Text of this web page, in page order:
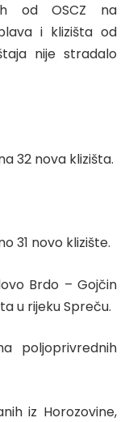
od OSCZ na
i klizišta od
nije stradalo
32 nova klizišta.
31 novo klizište.
Brdo – Gojčin
u rijeku Spreču.
poljoprivrednih
iz Horozovine,